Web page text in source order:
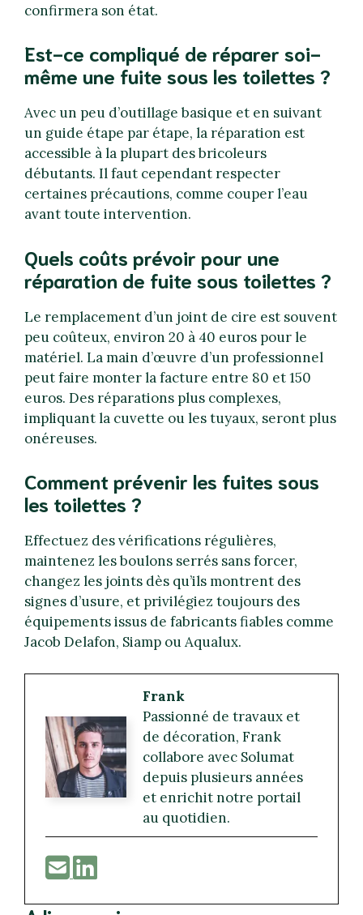
confirmera son état.
Est-ce compliqué de réparer soi-
même une fuite sous les toilettes ?
Avec un peu d’outillage basique et en suivant
un guide étape par étape, la réparation est
accessible à la plupart des bricoleurs
débutants. Il faut cependant respecter
certaines précautions, comme couper l’eau
avant toute intervention.
Quels coûts prévoir pour une
réparation de fuite sous toilettes ?
Le remplacement d’un joint de cire est souvent
peu coûteux, environ 20 à 40 euros pour le
matériel. La main d’œuvre d’un professionnel
peut faire monter la facture entre 80 et 150
euros. Des réparations plus complexes,
impliquant la cuvette ou les tuyaux, seront plus
onéreuses.
Comment prévenir les fuites sous
les toilettes ?
Effectuez des vérifications régulières,
maintenez les boulons serrés sans forcer,
changez les joints dès qu’ils montrent des
signes d’usure, et privilégiez toujours des
équipements issus de fabricants fiables comme
Jacob Delafon, Siamp ou Aqualux.
Frank
Passionné de travaux et
de décoration, Frank
collabore avec Solumat
depuis plusieurs années
et enrichit notre portail
au quotidien.